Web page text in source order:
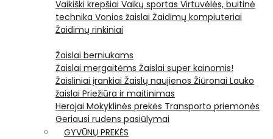
Vaikiški krepšiai Vaikų sportas Virtuvėlės, buitinė
technika Vonios žaislai Žaidimų kompiuteriai
Žaidimų rinkiniai
Žaislai berniukams
Žaislai mergaitėms Žaislai super kainomis!
Žaisliniai įrankiai Žaislų naujienos Žiūronai Lauko
žaislai Priežiūra ir maitinimas
Herojai Mokyklinės prekės Transporto priemonės
Geriausi rudens pasiūlymai
GYVŪNŲ PREKĖS